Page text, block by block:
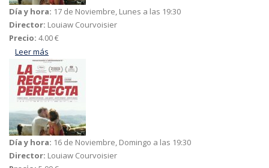
Día y hora: 17 de Noviembre, Lunes a las 19:30
Director: Louiaw Courvoisier
Precio: 4.00 €
Leer más
Día y hora: 16 de Noviembre, Domingo a las 19:30
Director: Louiaw Courvoisier